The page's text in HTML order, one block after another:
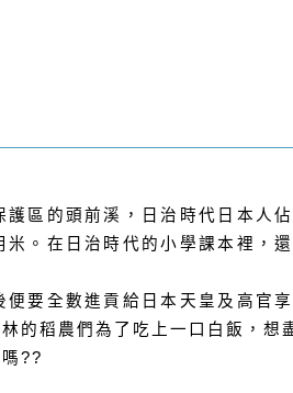
區的頭前溪，日治時代日本人
。在日治時代的小學課本裡，
要全數進貢給日本天皇及高官
的稻農們為了吃上一口白飯，想
嗎??